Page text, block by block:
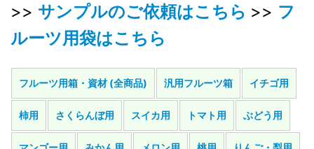
>> サンプルのご依頼はこちら >> フ
ルーツ用袋はこちら
フルーツ用箱・資材 (全商品) 汎用フルーツ箱 イチゴ用
柿用 さくらんぼ用 スイカ用 トマト用 ぶどう用